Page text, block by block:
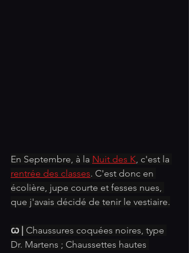
En Septembre, à la Nuit des K , c'est la
rentrée des classes. C'est donc en
écolière, jupe courte et fesses nues,
que j'avais décidé de tenir le vestiaire.
ꞷ | Chaussures coquées noires, type
Dr. Martens ; Chaussettes hautes